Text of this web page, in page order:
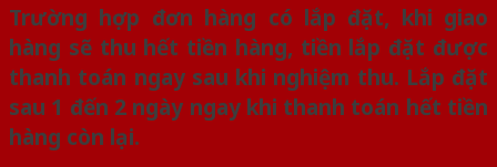
Trường hợp đơn hàng có lắp đặt, khi giao
hàng sẽ thu hết tiền hàng, tiền lắp đặt được
thanh toán ngay sau khi nghiệm thu. Lắp đặt
sau 1 đến 2 ngày ngay khi thanh toán hết tiền
hàng còn lại.